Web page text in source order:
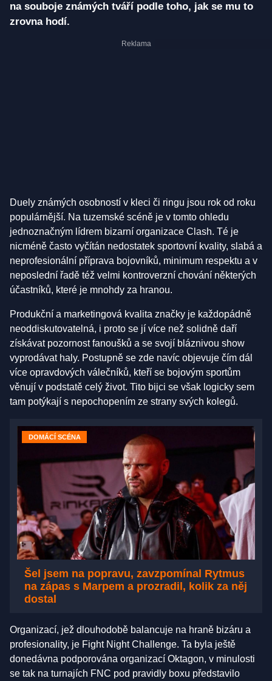
na souboje známých tváří podle toho, jak se mu to
zrovna hodí.
Duely známých osobností v kleci či ringu jsou rok od roku
populárnější. Na tuzemské scéně je v tomto ohledu
jednoznačným lídrem bizarní organizace Clash. Té je
nicméně často vyčítán nedostatek sportovní kvality, slabá a
neprofesionální příprava bojovníků, minimum respektu a v
neposlední řadě též velmi kontroverzní chování některých
účastníků, které je mnohdy za hranou.
Produkční a marketingová kvalita značky je každopádně
neoddiskutovatelná, i proto se jí více než solidně daří
získávat pozornost fanoušků a se svojí bláznivou show
vyprodávat haly. Postupně se zde navíc objevuje čím dál
více opravdových válečníků, kteří se bojovým sportům
věnují v podstatě celý život. Tito bijci se však logicky sem
tam potýkají s nepochopením ze strany svých kolegů.
DOMÁCÍ SCÉNA
Šel jsem na popravu, zavzpomínal Rytmus
na zápas s Marpem a prozradil, kolik za něj
dostal
Organizací, jež dlouhodobě balancuje na hraně bizáru a
profesionality, je Fight Night Challenge. Ta byla ještě
donedávna podporována organizací Oktagon, v minulosti
se tak na turnajích FNC pod pravidly boxu představilo